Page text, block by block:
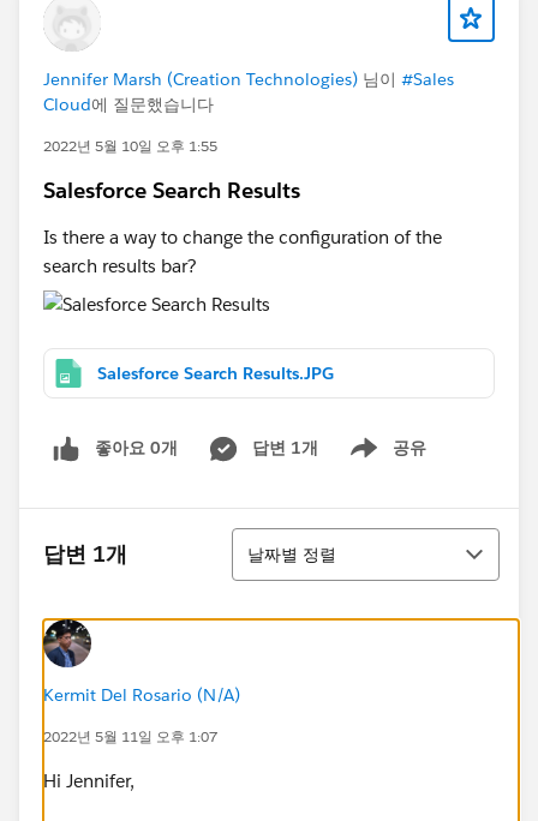
Jennifer Marsh (Creation Technologies) 님이 #Sales
Cloud에 질문했습니다
2022년 5월 10일 오후 1:55
Salesforce Search Results
Is there a way to change the configuration of the
search results bar?
Salesforce Search Results.JPG
좋아요 0개 답변 1개 공유
Show menu
답변 1개
정렬
날짜별 정렬
Kermit Del Rosario (N/A)
2022년 5월 11일 오후 1:07
Hi Jennifer,